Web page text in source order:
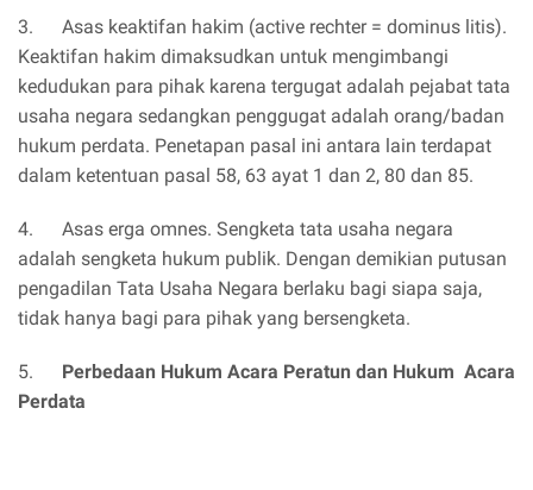
3. Asas keaktifan hakim (active rechter = dominus litis).
Keaktifan hakim dimaksudkan untuk mengimbangi
kedudukan para pihak karena tergugat adalah pejabat tata
usaha negara sedangkan penggugat adalah orang/badan
hukum perdata. Penetapan pasal ini antara lain terdapat
dalam ketentuan pasal 58, 63 ayat 1 dan 2, 80 dan 85.
4. Asas erga omnes. Sengketa tata usaha negara
adalah sengketa hukum publik. Dengan demikian putusan
pengadilan Tata Usaha Negara berlaku bagi siapa saja,
tidak hanya bagi para pihak yang bersengketa.
5. Perbedaan Hukum Acara Peratun dan Hukum Acara
Perdata